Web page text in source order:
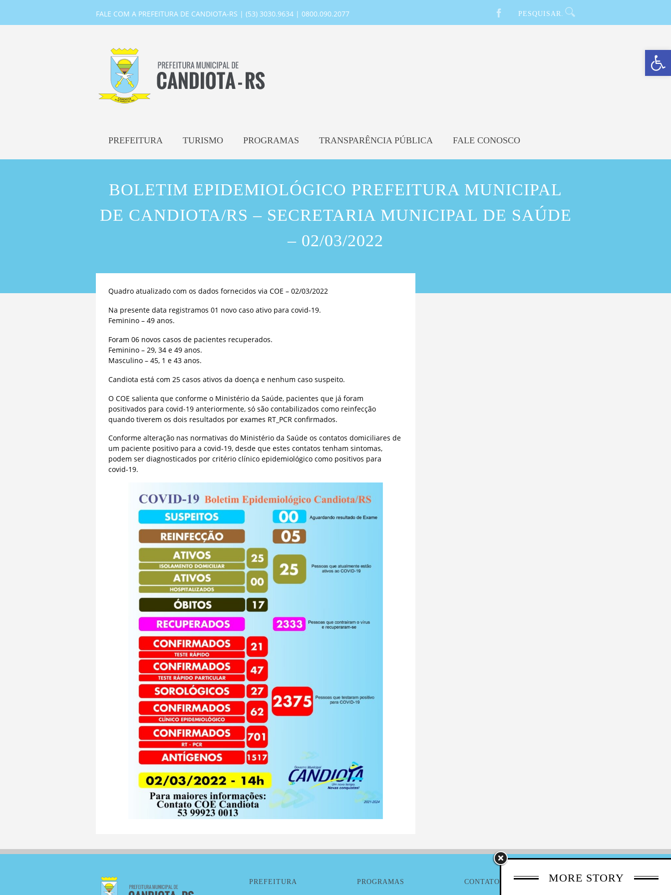
Barra de Ferramentas Aberta
FALE COM A PREFEITURA DE CANDIOTA-RS | (53) 3030.9634 | 0800.090.2077
PREFEITURA TURISMO PROGRAMAS TRANSPARÊNCIA PÚBLICA FALE CONOSCO
BOLETIM EPIDEMIOLÓGICO PREFEITURA MUNICIPAL
DE CANDIOTA/RS – SECRETARIA MUNICIPAL DE SAÚDE
– 02/03/2022
Quadro atualizado com os dados fornecidos via COE – 02/03/2022
Na presente data registramos 01 novo caso ativo para covid-19.
Feminino – 49 anos.
Foram 06 novos casos de pacientes recuperados.
Feminino – 29, 34 e 49 anos.
Masculino – 45, 1 e 43 anos.
Candiota está com 25 casos ativos da doença e nenhum caso suspeito.
O COE salienta que conforme o Ministério da Saúde, pacientes que já foram
positivados para covid-19 anteriormente, só são contabilizados como reinfecção
quando tiverem os dois resultados por exames RT_PCR confirmados.
Conforme alteração nas normativas do Ministério da Saúde os contatos domiciliares de
um paciente positivo para a covid-19, desde que estes contatos tenham sintomas,
podem ser diagnosticados por critério clínico epidemiológico como positivos para
covid-19.
MORE STORY
PREFEITURA PROGRAMAS CONTATO